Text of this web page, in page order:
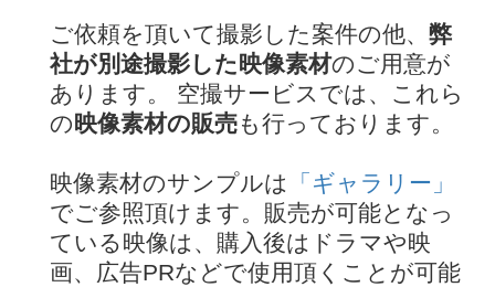
ご依頼を頂いて撮影した案件の他、 弊
社が別途撮影した映像素材のご用意が
あります。 空撮サービスでは、これら
の 映像素材の販売も行っております。
映像素材のサンプルは
「ギャラリー」
でご参照頂けます。販売が可能となっ
ている映像は、購入後はドラマや映
画、広告PRなどで使用頂くことが可能